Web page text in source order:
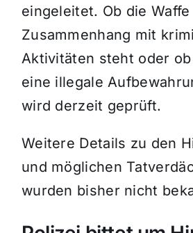
eingeleitet. Ob die Waffe
Zusammenhang mit
Aktivitäten steht oder
eine illegale
wird derzeit geprüft.
Weitere Details zu den
und möglichen
wurden bisher nicht